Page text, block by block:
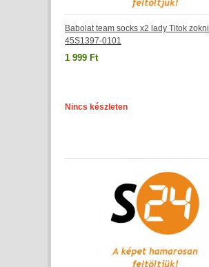
Babolat team socks x2 lady Titok zokni
45S1397-0101
1 999 Ft
Nincs készleten